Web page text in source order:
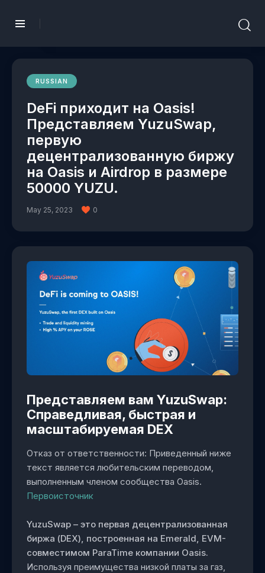
RUSSIAN
DeFi приходит на Oasis!
Представляем YuzuSwap,
первую
децентрализованную биржу
на Oasis и Airdrop в размере
50000 YUZU.
May 25, 2023 0
Представляем вам YuzuSwap:
Справедливая, быстрая и
масштабируемая DEX
Отказ от ответственности: Приведенный ниже
текст является любительским переводом,
выполненным членом сообщества Oasis.
Первоисточник
YuzuSwap – это первая децентрализованная
биржа (DEX), построенная на Emerald, EVM-
совместимом ParaTime компании Oasis.
Используя преимущества низкой платы за газ,